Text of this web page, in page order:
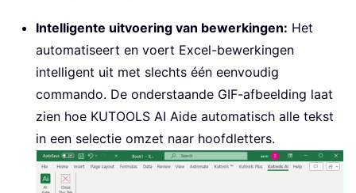
Intelligente uitvoering van bewerkingen: Het
automatiseert en voert Excel-bewerkingen
intelligent uit met slechts één eenvoudig
commando. De onderstaande GIF-afbeelding laat
zien hoe KUTOOLS AI Aide automatisch alle tekst
in een selectie omzet naar hoofdletters.